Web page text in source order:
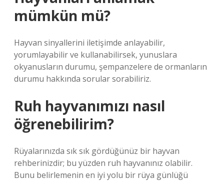
mümkün mü?
Hayvan sinyallerini iletişimde anlayabilir,
yorumlayabilir ve kullanabilirsek, yunuslara
okyanusların durumu, şempanzelere de ormanların
durumu hakkında sorular sorabiliriz.
Ruh hayvanımızı nasıl
öğrenebilirim?
Rüyalarınızda sık sık gördüğünüz bir hayvan
rehberinizdir; bu yüzden ruh hayvanınız olabilir.
Bunu belirlemenin en iyi yolu bir rüya günlüğü